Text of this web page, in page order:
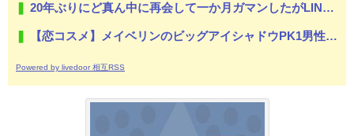
20年ぶりにど真ん中に再会して一か月ガマンしたがLINEで「たまに二人で昔話ができる友達になろう」的なメッセ送信した。昨日まで既読無視
【恋コスメ】メイベリンのビッグアイシャドウPK1男性からの評判めちゃくちゃ良い。
Powered by livedoor 相互RSS